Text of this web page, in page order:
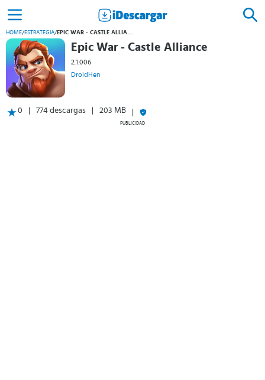
HOME/ESTRATEGIA/ EPIC WAR - CASTLE ALLIANCE
Epic War - Castle Alliance
2.1.006
DroidHen
0 774 descargas 203 MB
PUBLICIDAD